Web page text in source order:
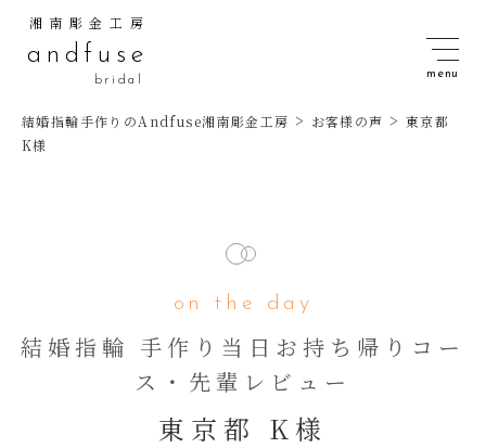
湘南彫金工房
andfuse
bridal
結婚指輪手作りのAndfuse湘南彫金工房 > お客様の声 > 東京都
K様
on the day
結婚指輪 手作り当日お持ち帰りコー
ス・先輩レビュー
東京都 K様